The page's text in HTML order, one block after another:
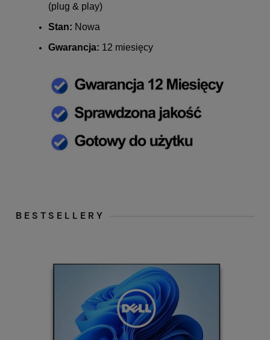
(plug & play)
Stan: Nowa
Gwarancja: 12 miesięcy
BESTSELLERY